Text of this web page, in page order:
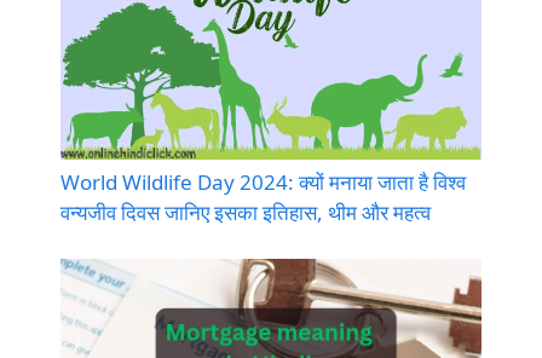
World Wildlife Day 2024: क्यों मनाया जाता है विश्व
वन्यजीव दिवस जानिए इसका इतिहास, थीम और महत्व